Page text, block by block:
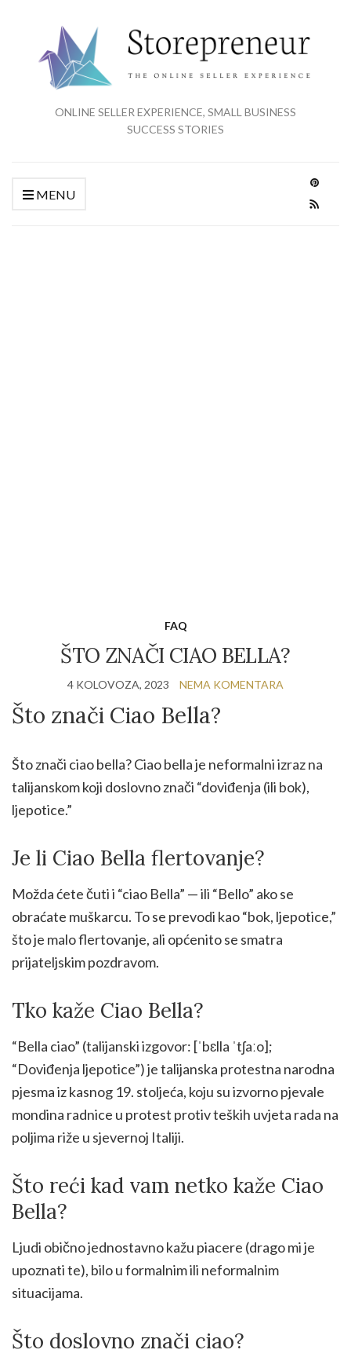
ONLINE SELLER EXPERIENCE, SMALL BUSINESS
SUCCESS STORIES
MENU
FAQ
ŠTO ZNAČI CIAO BELLA?
4 KOLOVOZA, 2023 NEMA KOMENTARA
Što znači Ciao Bella?
Što znači ciao bella? Ciao bella je neformalni izraz na
talijanskom koji doslovno znači “doviđenja (ili bok),
ljepotice.”
Je li Ciao Bella flertovanje?
Možda ćete čuti i “ciao Bella” — ili “Bello” ako se
obraćate muškarcu. To se prevodi kao “bok, ljepotice,”
što je malo flertovanje, ali općenito se smatra
prijateljskim pozdravom.
Tko kaže Ciao Bella?
“Bella ciao” (talijanski izgovor: [ˈbɛlla ˈtʃaːo];
“Doviđenja ljepotice”) je talijanska protestna narodna
pjesma iz kasnog 19. stoljeća, koju su izvorno pjevale
mondina radnice u protest protiv teških uvjeta rada na
poljima riže u sjevernoj Italiji.
Što reći kad vam netko kaže Ciao
Bella?
Ljudi obično jednostavno kažu piacere (drago mi je
upoznati te), bilo u formalnim ili neformalnim
situacijama.
Što doslovno znači ciao?